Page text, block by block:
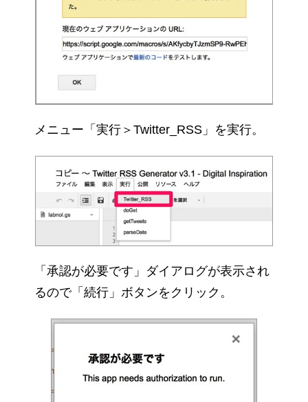
メニュー「実行＞Twitter_RSS」を実行。
「承認が必要です」ダイアログが表示され
るので「続行」ボタンをクリック。